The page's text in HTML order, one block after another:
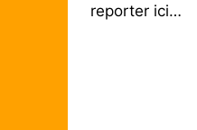
reporter ici…